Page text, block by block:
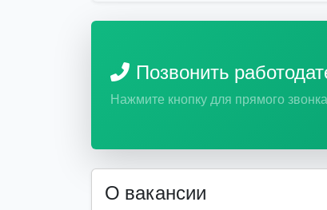
Позвонить
Нажмите кнопку для прямого
О вакансии